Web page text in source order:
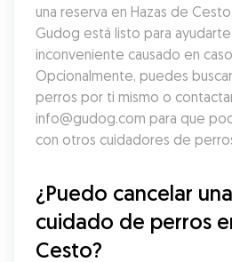
una reserva en Hazas de
Gudog está listo para
inconveniente causado en
Opcionalmente, puedes
perros por ti mismo o
info@gudog.com para que
con otros cuidadores de
¿Puedo cancelar
cuidado de perros
Cesto?